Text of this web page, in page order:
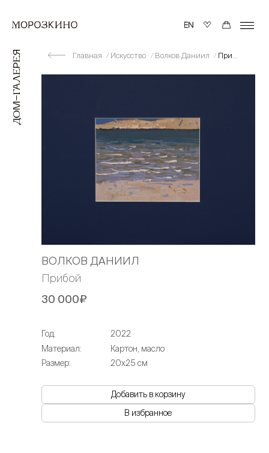
Главная Искусство Волков Даниил Прибой
ВОЛКОВ ДАНИИЛ
Прибой
30 000₽
Год:
2022
Материал:
Картон, масло
Размер:
20х25 см
Добавить в корзину
В избранное